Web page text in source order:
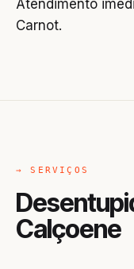
Atendimento
Carnot.
→ SERVIÇOS
Calçoene